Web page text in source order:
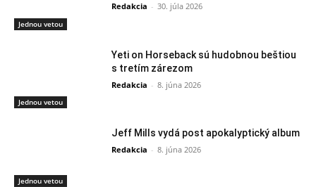
Jednou vetou
Redakcia - 30. júla 2026
Jednou vetou
Yeti on Horseback sú hudobnou beštiou
s tretím zárezom
Redakcia - 8. júna 2026
Jednou vetou
Jeff Mills vydá post apokalyptický album
Redakcia - 8. júna 2026